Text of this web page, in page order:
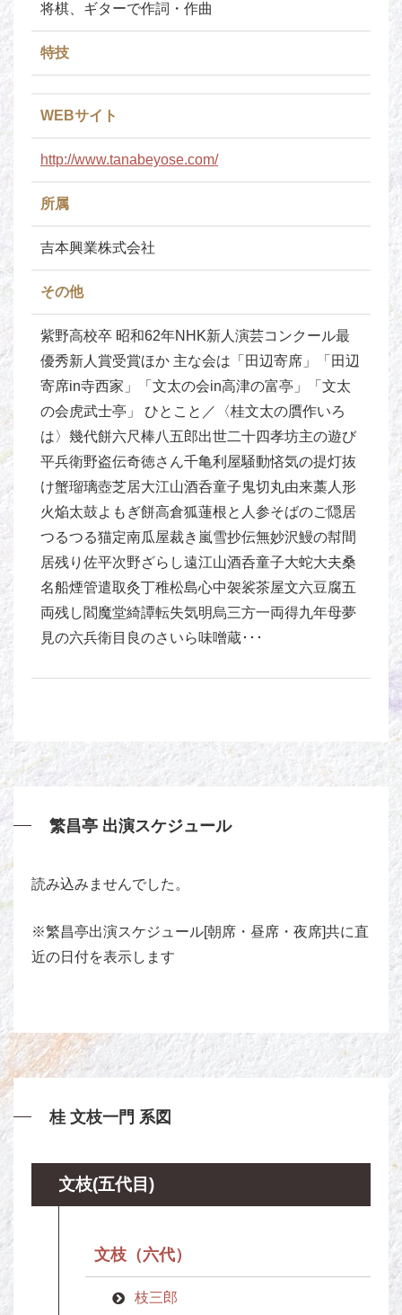
将棋、ギターで作詞・作曲
特技
WEBサイト
http://www.tanabeyose.com/
所属
吉本興業株式会社
その他
紫野高校卒 昭和62年NHK新人演芸コンクール最
優秀新人賞受賞ほか 主な会は「田辺寄席」「田辺
寄席in寺西家」「文太の会in高津の富亭」「文太
の会虎武士亭」 ひとこと／〈桂文太の贋作いろ
は〉幾代餅六尺棒八五郎出世二十四孝坊主の遊び
平兵衛野盗伝奇徳さん千亀利屋騒動悋気の提灯抜
け蟹瑠璃壺芝居大江山酒呑童子鬼切丸由来藁人形
火焔太鼓よもぎ餅高倉狐蓮根と人参そばのご隠居
つるつる猫定南瓜屋裁き嵐雪抄伝無妙沢鰻の幇間
居残り佐平次野ざらし遠江山酒呑童子大蛇大夫桑
名船煙管遣取灸丁稚松島心中袈裟茶屋文六豆腐五
両残し閻魔堂綺譚転失気明烏三方一両得九年母夢
見の六兵衛目良のさいら味噌蔵･･･
繁昌亭 出演スケジュール
読み込みませんでした。
※繁昌亭出演スケジュール[朝席・昼席・夜席]共に直
近の日付を表示します
桂 文枝一門 系図
文枝(五代目)
文枝（六代）
枝三郎